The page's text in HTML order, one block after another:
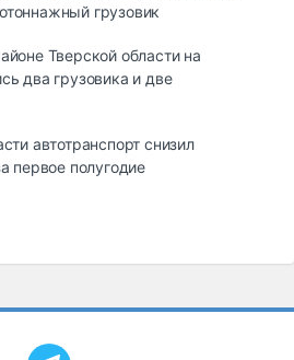
грузовик
Тверской области на
два грузовика и две
автотранспорт снизил
первое полугодие